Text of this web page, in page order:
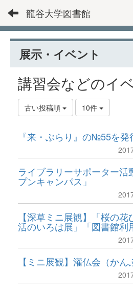
龍谷大学図書館
展示・イベント
講習会などのイ
古い投稿順 10件
『来・ぶらり』の№55を発
ライブラリーサポーター活
プンキャンパス」
【深草ミニ展観】「桜の
活のいろは展」「図書館利
【ミニ展観】灌仏会（かん